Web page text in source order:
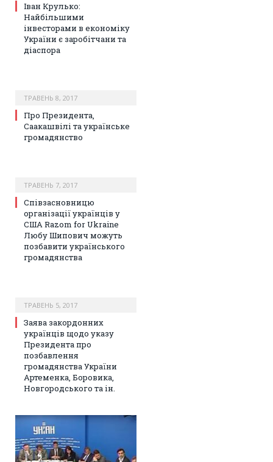
Іван Крулько:
Найбільшими
інвесторами в економіку
України є заробітчани та
діаспора
ТРАВЕНЬ 8, 2017
Про Президента,
Саакашвілі та українське
громадянство
ТРАВЕНЬ 7, 2017
Співзасновницю
організації українців у
США Razom for Ukraine
Любу Шипович можуть
позбавити українського
громадянства
ТРАВЕНЬ 5, 2017
Заява закордонних
українців щодо указу
Президента про
позбавлення
громадянства України
Артеменка, Боровика,
Новгородського та ін.